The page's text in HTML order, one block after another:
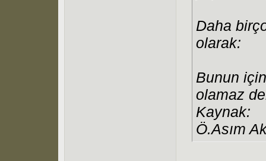
Daha
olarak:
Bunun
olamaz
Kaynak:
Ö.Asım